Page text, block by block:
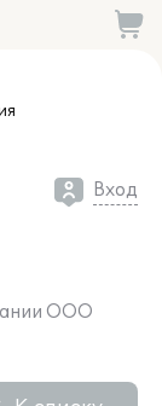
Вход
ООО